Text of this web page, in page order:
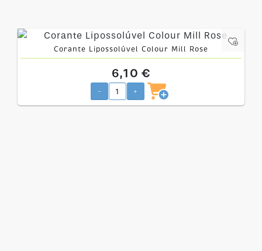
Corante Lipossolúvel Colour Mill Rose
6,10 €
- +